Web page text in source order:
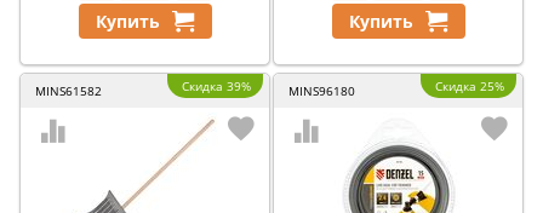
Купить Купить
MINS61582 Скидка 39% MINS96180 Скидка 25%